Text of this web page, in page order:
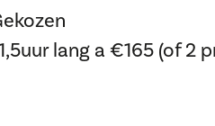
lang a €165 (of 2